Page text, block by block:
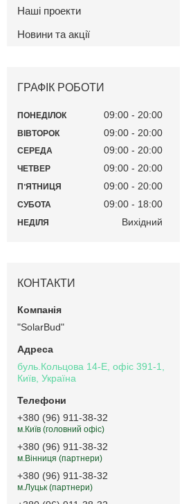
Наші проекти
Новини та акції
ГРАФІК РОБОТИ
ПОНЕДІЛОК 09:00 20:00
ВІВТОРОК 09:00 20:00
СЕРЕДА 09:00 20:00
ЧЕТВЕР 09:00 20:00
ПʼЯТНИЦЯ 09:00 20:00
СУБОТА 09:00 18:00
НЕДІЛЯ Вихідний
КОНТАКТИ
"SolarBud"
буль.Кольцова 14-Е, офіс 391-1,
Київ, Україна
+380 (96) 911-38-32
м.Київ (головний офіс)
+380 (96) 911-38-32
м.Вінниця (партнери)
+380 (96) 911-38-32
м.Луцьк (партнери)